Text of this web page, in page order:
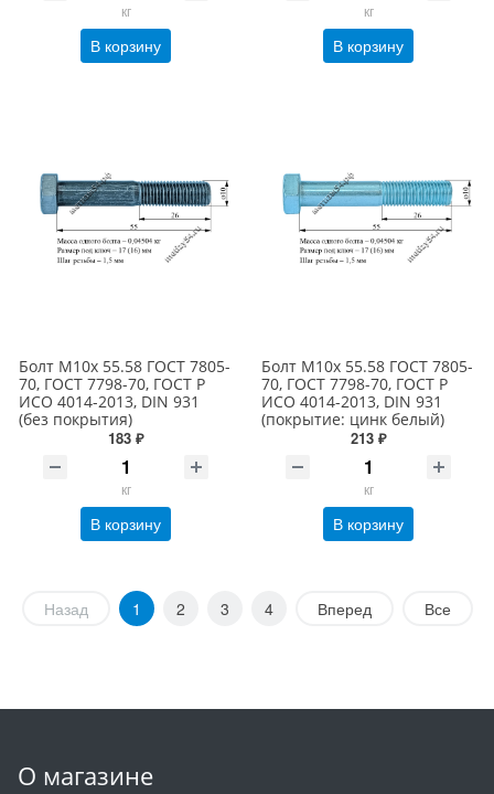
кг
В корзину
кг
В корзину
Болт М10х 55.58 ГОСТ 7805-
70, ГОСТ 7798-70, ГОСТ Р
ИСО 4014-2013, DIN 931
(без покрытия)
183 ₽
кг
В корзину
Болт М10х 55.58 ГОСТ 7805-
70, ГОСТ 7798-70, ГОСТ Р
ИСО 4014-2013, DIN 931
(покрытие: цинк белый)
213 ₽
кг
В корзину
Назад 1 2 3 4 Вперед Все
О магазине